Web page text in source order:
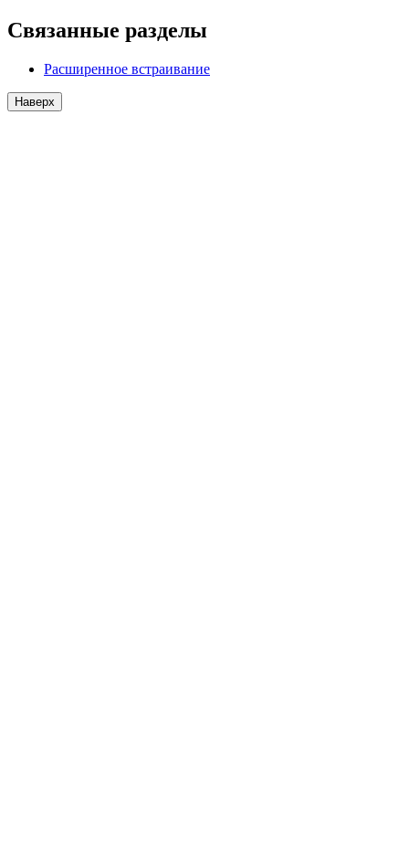
Связанные разделы
Расширенное встраивание
Наверх